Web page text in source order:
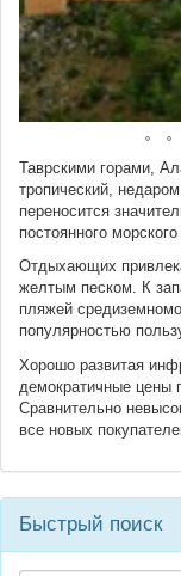
Таврскими горами,
тропический,
переносится
постоянного морского
Отдыхающих
желтым песком. К
пляжей
популярностью
Хорошо развитая
демократичные цены
Сравнительно
все новых
Быстрый поиск